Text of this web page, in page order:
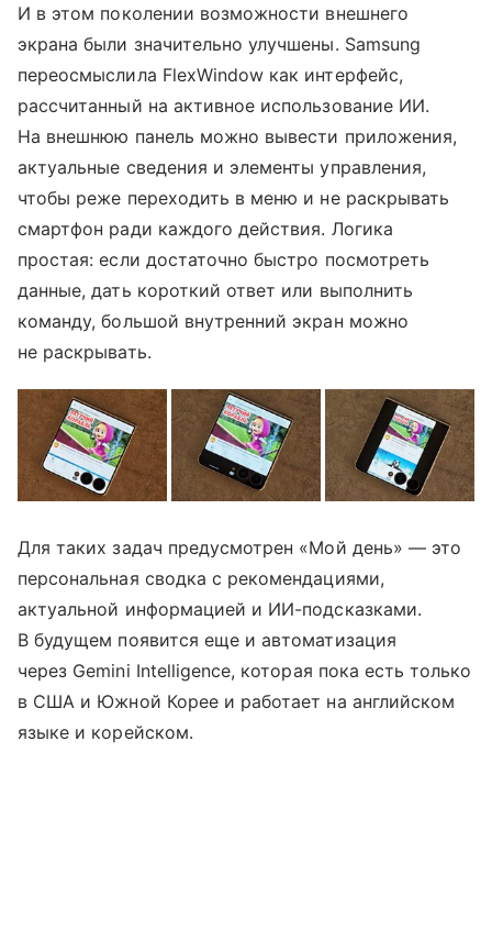
И в этом поколении возможности внешнего
экрана были значительно улучшены. Samsung
переосмыслила FlexWindow как интерфейс,
рассчитанный на активное использование ИИ.
На внешнюю панель можно вывести приложения,
актуальные сведения и элементы управления,
чтобы реже переходить в меню и не раскрывать
смартфон ради каждого действия. Логика
простая: если достаточно быстро посмотреть
данные, дать короткий ответ или выполнить
команду, большой внутренний экран можно
не раскрывать.
Для таких задач предусмотрен «Мой день» — это
персональная сводка с рекомендациями,
актуальной информацией и ИИ-подсказками.
В будущем появится еще и автоматизация
через Gemini Intelligence, которая пока есть только
в США и Южной Корее и работает на английском
языке и корейском.